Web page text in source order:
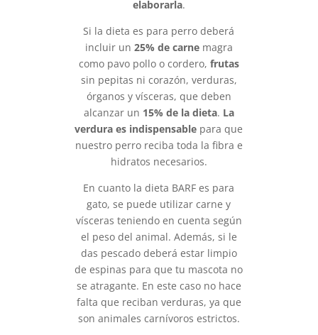
elaborarla.
Si la dieta es para perro deberá
incluir un 25% de carnemagra
como pavo pollo o cordero, frutas
sin pepitas ni corazón, verduras,
órganos y vísceras, que deben
alcanzar un 15% de la dieta. La
verdura es indispensable para que
nuestro perro reciba toda la fibra e
hidratos necesarios.
En cuanto la dieta BARF es para
gato, se puede utilizar carne y
vísceras teniendo en cuenta según
el peso del animal. Además, si le
das pescado deberá estar limpio
de espinas para que tu mascota no
se atragante. En este caso no hace
falta que reciban verduras, ya que
son animales carnívoros estrictos.